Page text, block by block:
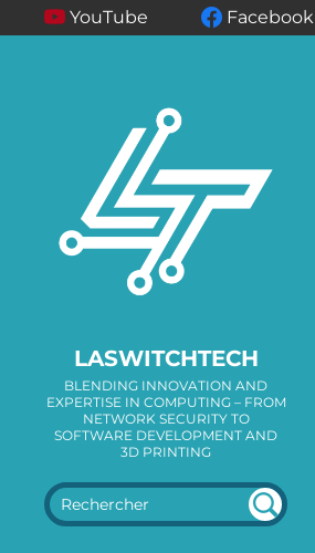
YouTube Facebook
LASWITCHTECH
BLENDING INNOVATION AND
EXPERTISE IN COMPUTING – FROM
NETWORK SECURITY TO
SOFTWARE DEVELOPMENT AND
3D PRINTING